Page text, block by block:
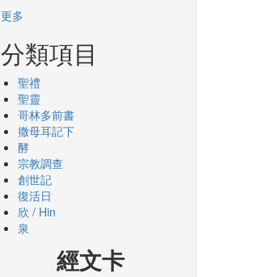
更多
分類項目
聖禮
聖靈
哥林多前書
撒母耳記下
酵
宗教調查
創世記
復活日
欣 / Hin
泉
經文卡